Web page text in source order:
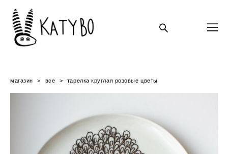
магазин > все > тарелка круглая розовые цветы